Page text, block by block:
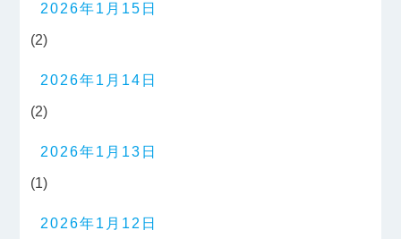
2026年1月15日
(2)
2026年1月14日
(2)
2026年1月13日
(1)
2026年1月12日